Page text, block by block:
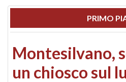
PRIMO
Montesilvano,
un chiosco sul